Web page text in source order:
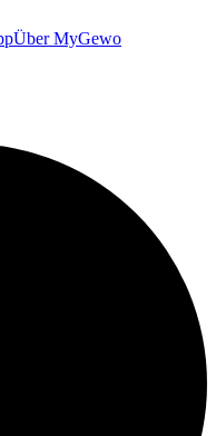
Über MyGewo